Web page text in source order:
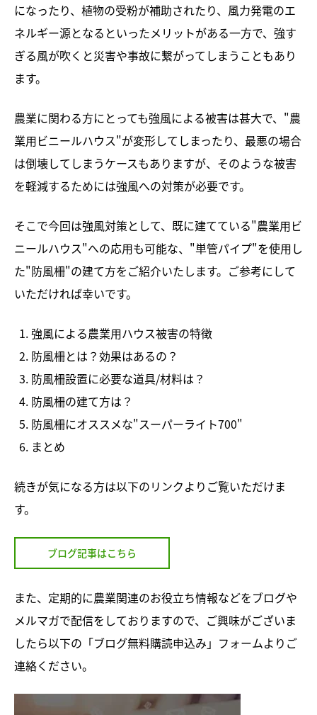
になったり、植物の受粉が補助されたり、風力発電のエ
ネルギー源となるといったメリットがある一方で、強す
ぎる風が吹くと災害や事故に繋がってしまうこともあり
ます。
農業に関わる方にとっても強風による被害は甚大で、"農
業用ビニールハウス"が変形してしまったり、最悪の場合
は倒壊してしまうケースもありますが、そのような被害
を軽減するためには強風への対策が必要です。
そこで今回は強風対策として、既に建てている"農業用ビ
ニールハウス"への応用も可能な、"単管パイプ"を使用し
た"防風柵"の建て方をご紹介いたします。ご参考にして
いただければ幸いです。
強風による農業用ハウス被害の特徴
防風柵とは？効果はあるの？
防風柵設置に必要な道具/材料は？
防風柵の建て方は？
防風柵にオススメな"スーパーライト700"
まとめ
続きが気になる方は以下のリンクよりご覧いただけま
す。
ブログ記事はこちら
また、定期的に農業関連のお役立ち情報などをブログや
メルマガで配信をしておりますので、ご興味がございま
したら以下の「ブログ無料購読申込み」フォームよりご
連絡ください。